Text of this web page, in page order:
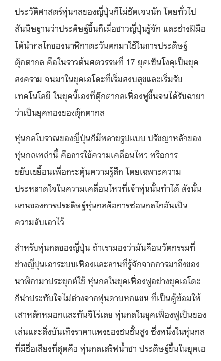
ประวัติศาสตร์หุ่นกลของญี่ปุ่นก็ไม่ชัดเจนนัก โดยทั่วไป
สันนิษฐานว่าประดิษฐ์ขึ้นก็เมื่อชาวญี่ปุ่นรู้จัก และช่างฝีมือ
ได้นำกลไกของนาฬิกาตะวันตกมาใช้ในการประดิษฐ์
ตุ๊กตากล คือในราวต้นศตวรรษที่ 17 ยุคเซ็นโงคุเป็นยุค
สงคราม จนมาในยุคเอโดะที่เริ่มสงบสุขและเริ่มรับ
เทคโนโลยี ในยุคนี้เองที่ตุ๊กตากลเฟื่องฟูขึ้นจนได้รับฉายา
ว่าเป็นยุคทองของตุ๊กตากล
หุ่นกลโบราณของญี่ปุ่นก็มีหลายรูปแบบ ปรัชญาหลักของ
หุ่นกลเหล่านี้ คือการใช้ความเคลื่อนไหว หรือการ
ขยับเขยื้อนเพื่อกระตุ้นความรู้สึก โดยเฉพาะความ
ประหลาดใจในความเคลื่อนไหวที่เจ้าหุ่นนั้นทำได้ ดังนั้น
แกนของการประดิษฐ์หุ่นกลคือการซ่อนกลไกอันเป็น
ความลับเอาไว้
สำหรับหุ่นกลของญี่ปุ่น ถ้าเรามองว่ามันคือนวัตกรรมที่
ช่างญี่ปุ่นเอาระบบเฟืองและลานที่รู้จักจากการมาถึงของ
นาฬิกามาประยุกต์ใช้ หุ่นกลในยุคเฟื่องฟูอย่างยุคเอโดะ
ก็น่าประทับใจไม่ต่างจากหุ่นดาบหกแขน ที่เป็นคู้ซ้อมให้
เสาหลักหมอกและทันจิโร่เลย หุ่นกลในยุคเฟื่องฟูเป็นของ
เล่นและสิ่งบันเทิงราคาแพงของชนชั้นสูง ซึ่งหนึ่งในหุ่นกล
ที่มีชื่อเสียงที่สุดคือ หุ่นกลเสริฟน้ำชา ประดิษฐ์ขึ้นในยุคเอ